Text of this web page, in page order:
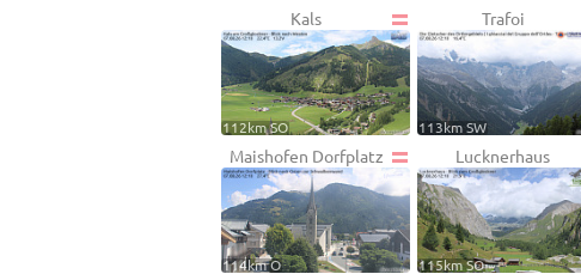
Kals
112km SO
Trafoi
113km SW
Maishofen Dorfplatz
114km O
Lucknerhaus
115km SO